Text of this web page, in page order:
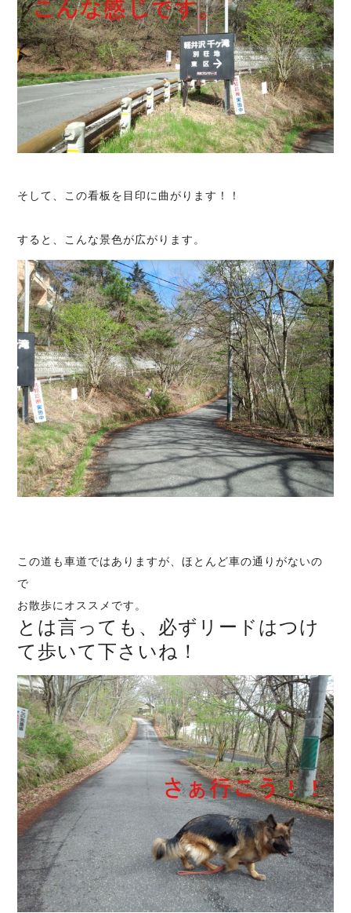
そして、この看板を目印に曲がります！！
すると、こんな景色が広がります。
この道も車道ではありますが、ほとんど車の通りがないの
で
お散歩にオススメです。
とは言っても、必ずリードはつけ
て歩いて下さいね！